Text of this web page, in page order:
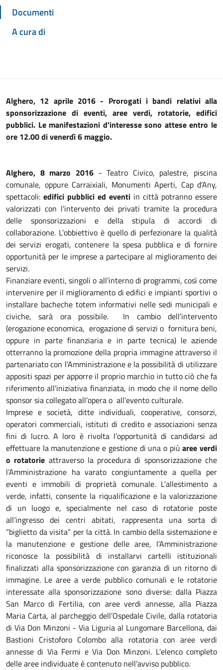
Documenti
A cura di
Alghero, 12 aprile 2016 - Prorogati i bandi relativi alla
sponsorizzazione di eventi, aree verdi, rotatorie, edifici
pubblici. Le manifestazioni d'interesse sono attese entro le
ore 12.00 di venerdì 6 maggio.
Alghero, 8 marzo 2016- Teatro Civico, palestre, piscina
comunale, oppure Carraixiali, Monumenti Aperti, Cap d’Any,
spettacoli: edifici pubblici ed eventi in città potranno essere
valorizzati con l’intervento dei privati tramite la procedura
delle sponsorizzazioni e della stipula di accordi di
collaborazione. L’obbiettivo è quello di perfezionare la qualità
dei servizi erogati, contenere la spesa pubblica e di fornire
opportunità per le imprese a partecipare al miglioramento dei
servizi.
Finanziare eventi, singoli o all’interno di programmi, così come
intervenire per il miglioramento di edifici e impianti sportivi o
installare bacheche totem informativi nelle sedi municipali e
civiche, sarà ora possibile. In cambio dell’intervento
(erogazione economica, erogazione di servizi o fornitura beni,
oppure in parte finanziaria e in parte tecnica) le aziende
otterranno la promozione della propria immagine attraverso il
partenariato con l’Amministrazione e la possibilità di utilizzare
appositi spazi per apporre il proprio marchio in tutto ciò che fa
riferimento all'iniziativa finanziata, in modo che il nome dello
sponsor sia collegato all’opera o all’evento culturale.
Imprese e società, ditte individuali, cooperative, consorzi,
operatori commerciali, istituti di credito e associazioni senza
fini di lucro. A loro è rivolta l’opportunità di candidarsi ad
effettuare la manutenzione e gestione di una o piùaree verdi
o rotatorie attraverso la procedura di sponsorizzazione che
l’Amministrazione ha varato congiuntamente a quella per
eventi e immobili di proprietà comunale. L’allestimento a
verde, infatti, consente la riqualificazione e la valorizzazione
di un luogo e, specialmente nel caso di rotatorie poste
all’ingresso dei centri abitati, rappresenta una sorta di
“biglietto da visita” per la città. In cambio della sistemazione e
la manutenzione e gestione delle aree, l’Amministrazione
riconosce la possibilità di installarvi cartelli istituzionali
finalizzati alla sponsorizzazione con garanzia di un ritorno di
immagine. Le aree a verde pubblico comunali e le rotatorie
interessate alla sponsorizzazione sono diverse: dalla Piazza
San Marco di Fertilia, con aree verdi annesse, alla Piazza
Maria Carta, al parcheggio dell’Ospedale Civile, dalla rotatoria
di Via Don Minzoni - Via Liguria al Lungomare Barcellona, dai
Bastioni Cristoforo Colombo alla rotatoria con aree verdi
annesse di Via Fermi e Via Don Minzoni. L’elenco completo
delle aree individuate è contenuto nell’avviso pubblico.